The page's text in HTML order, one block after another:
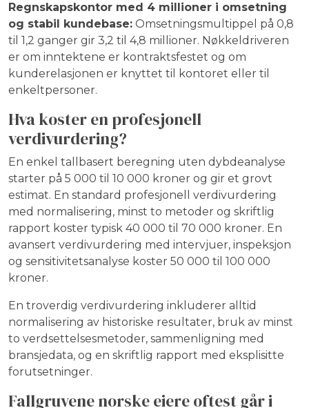
Regnskapskontor med 4 millioner i omsetning
og stabil kundebase: Omsetningsmultippel på 0,8
til 1,2 ganger gir 3,2 til 4,8 millioner. Nøkkeldriveren
er om inntektene er kontraktsfestet og om
kunderelasjonen er knyttet til kontoret eller til
enkeltpersoner.
Hva koster en profesjonell
verdivurdering?
En enkel tallbasert beregning uten dybdeanalyse
starter på 5 000 til 10 000 kroner og gir et grovt
estimat. En standard profesjonell verdivurdering
med normalisering, minst to metoder og skriftlig
rapport koster typisk 40 000 til 70 000 kroner. En
avansert verdivurdering med intervjuer, inspeksjon
og sensitivitetsanalyse koster 50 000 til 100 000
kroner.
En troverdig verdivurdering inkluderer alltid
normalisering av historiske resultater, bruk av minst
to verdsettelsesmetoder, sammenligning med
bransjedata, og en skriftlig rapport med eksplisitte
forutsetninger.
Fallgruvene norske eiere oftest går i